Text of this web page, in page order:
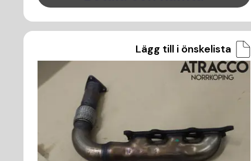
Lägg till i önskelista